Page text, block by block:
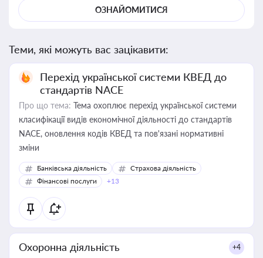
ОЗНАЙОМИТИСЯ
Теми, які можуть вас зацікавити:
Перехід української системи КВЕД до
стандартів NACE
Про що тема: Тема охоплює перехід української системи
класифікації видів економічної діяльності до стандартів
NACE, оновлення кодів КВЕД та пов'язані нормативні
зміни
Банківська діяльність
Страхова діяльність
Фінансові послуги
+13
Охоронна діяльність +4